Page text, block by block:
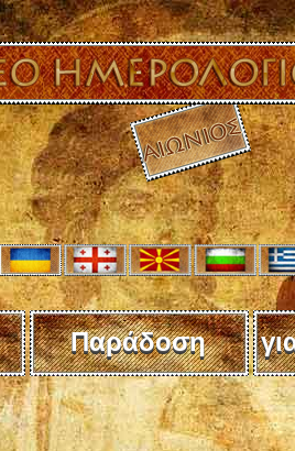
Παράδοση